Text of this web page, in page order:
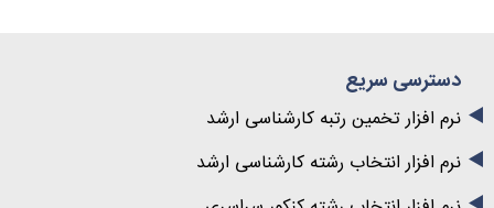
دسترسی سریع
نرم افزار تخمین رتبه کارشناسی ارشد
نرم افزار انتخاب رشته کارشناسی ارشد